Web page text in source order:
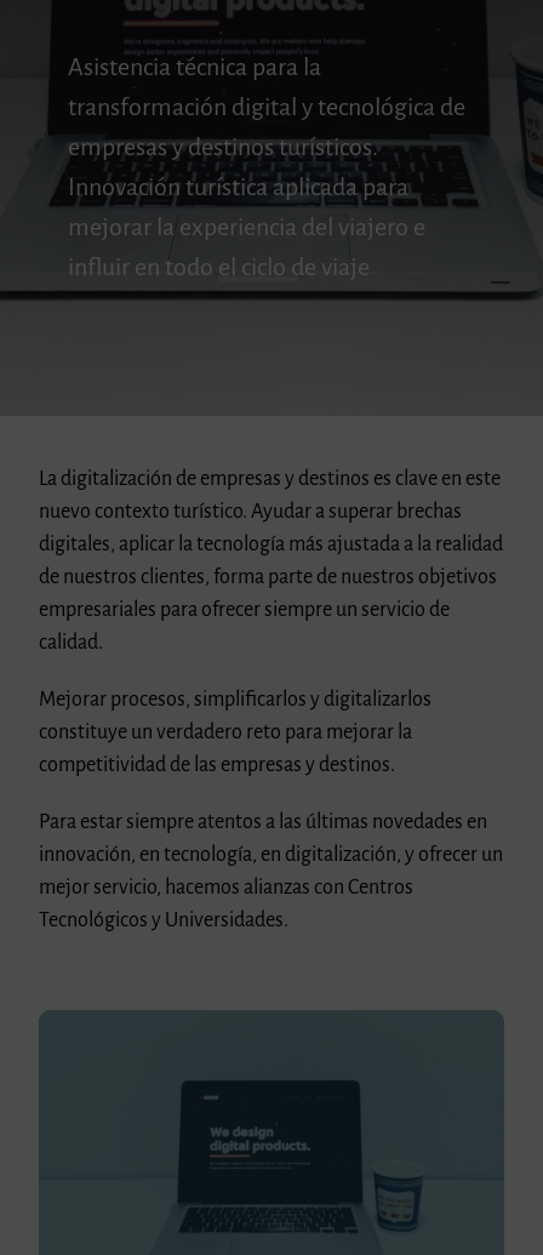
Asistencia técnica para la
transformación digital y tecnológica de
empresas y destinos turísticos.
Innovación turística aplicada para
mejorar la experiencia del viajero e
influir en todo el ciclo de viaje
La digitalización de empresas y destinos es clave en este
nuevo contexto turístico. Ayudar a superar brechas
digitales, aplicar la tecnología más ajustada a la realidad
de nuestros clientes, forma parte de nuestros objetivos
empresariales para ofrecer siempre un servicio de
calidad.
Mejorar procesos, simplificarlos y digitalizarlos
constituye un verdadero reto para mejorar la
competitividad de las empresas y destinos.
Para estar siempre atentos a las últimas novedades en
innovación, en tecnología, en digitalización, y ofrecer un
mejor servicio, hacemos alianzas con Centros
Tecnológicos y Universidades.